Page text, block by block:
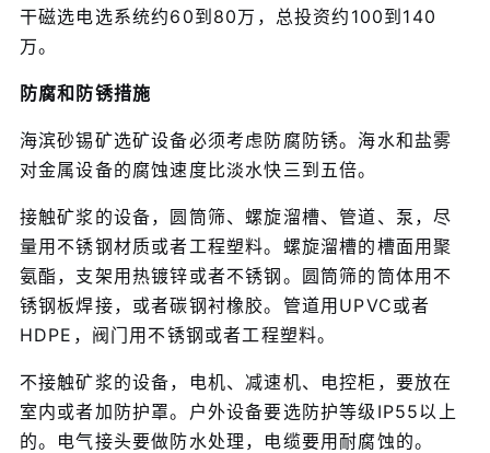
干磁选电选系统约60到80万，总投资约100到140
万。
防腐和防锈措施
海滨砂锡矿选矿设备必须考虑防腐防锈。海水和盐雾
对金属设备的腐蚀速度比淡水快三到五倍。
接触矿浆的设备，圆筒筛、螺旋溜槽、管道、泵，尽
量用不锈钢材质或者工程塑料。螺旋溜槽的槽面用聚
氨酯，支架用热镀锌或者不锈钢。圆筒筛的筒体用不
锈钢板焊接，或者碳钢衬橡胶。管道用UPVC或者
HDPE，阀门用不锈钢或者工程塑料。
不接触矿浆的设备，电机、减速机、电控柜，要放在
室内或者加防护罩。户外设备要选防护等级IP55以上
的。电气接头要做防水处理，电缆要用耐腐蚀的。